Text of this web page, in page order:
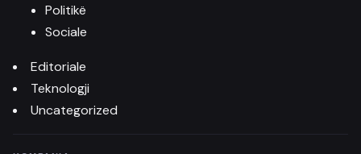
Politikë
Sociale
Editoriale
Teknologji
Uncategorized